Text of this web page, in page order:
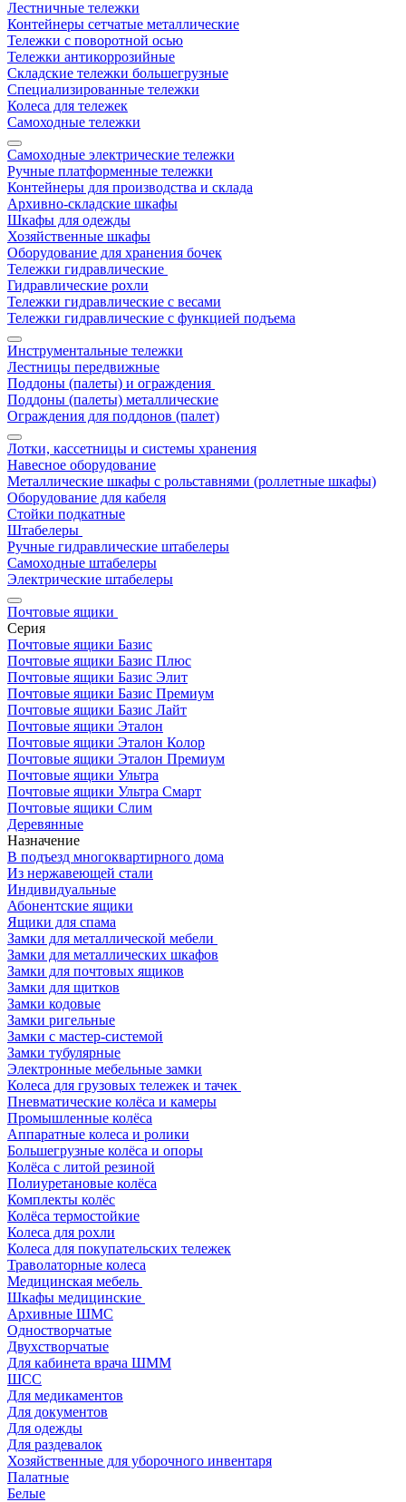
Лестничные тележки
Контейнеры сетчатые металлические
Тележки с поворотной осью
Тележки антикоррозийные
Складские тележки большегрузные
Специализированные тележки
Колеса для тележек
Самоходные тележки
Самоходные электрические тележки
Ручные платформенные тележки
Контейнеры для производства и склада
Архивно-складские шкафы
Шкафы для одежды
Хозяйственные шкафы
Оборудование для хранения бочек
Тележки гидравлические
Гидравлические рохли
Тележки гидравлические с весами
Тележки гидравлические с функцией подъема
Инструментальные тележки
Лестницы передвижные
Поддоны (палеты) и ограждения
Поддоны (палеты) металлические
Ограждения для поддонов (палет)
Лотки, кассетницы и системы хранения
Навесное оборудование
Металлические шкафы с рольставнями (роллетные шкафы)
Оборудование для кабеля
Стойки подкатные
Штабелеры
Ручные гидравлические штабелеры
Самоходные штабелеры
Электрические штабелеры
Почтовые ящики
Серия
Почтовые ящики Базис
Почтовые ящики Базис Плюс
Почтовые ящики Базис Элит
Почтовые ящики Базис Премиум
Почтовые ящики Базис Лайт
Почтовые ящики Эталон
Почтовые ящики Эталон Колор
Почтовые ящики Эталон Премиум
Почтовые ящики Ультра
Почтовые ящики Ультра Смарт
Почтовые ящики Слим
Деревянные
Назначение
В подъезд многоквартирного дома
Из нержавеющей стали
Индивидуальные
Абонентские ящики
Ящики для спама
Замки для металлической мебели
Замки для металлических шкафов
Замки для почтовых ящиков
Замки для щитков
Замки кодовые
Замки ригельные
Замки с мастер-системой
Замки тубулярные
Электронные мебельные замки
Колеса для грузовых тележек и тачек
Пневматические колёса и камеры
Промышленные колёса
Аппаратные колеса и ролики
Большегрузные колёса и опоры
Колёса с литой резиной
Полиуретановые колёса
Комплекты колёс
Колёса термостойкие
Колеса для рохли
Колеса для покупательских тележек
Траволаторные колеса
Медицинская мебель
Шкафы медицинские
Архивные ШМС
Одностворчатые
Двухстворчатые
Для кабинета врача ШММ
ШСС
Для медикаментов
Для документов
Для одежды
Для раздевалок
Хозяйственные для уборочного инвентаря
Палатные
Белые